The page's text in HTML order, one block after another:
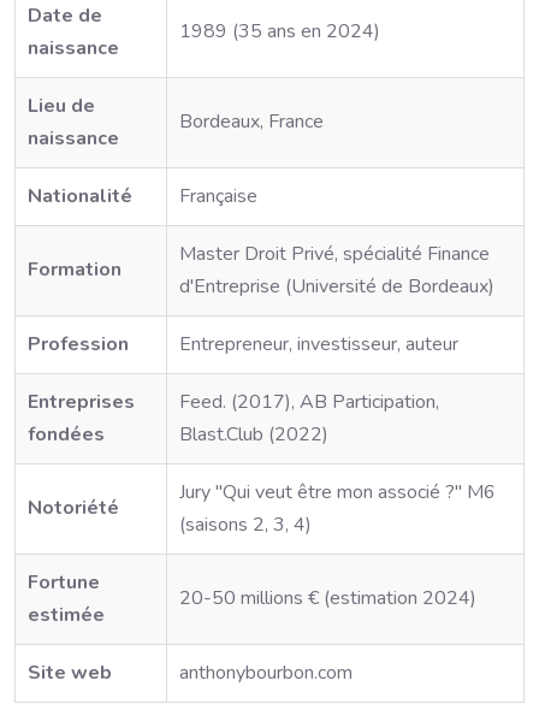
Date de
naissance
1989 (35 ans en 2024)
Lieu de
naissance
Bordeaux, France
Nationalité Française
Formation
Master Droit Privé, spécialité Finance
d'Entreprise (Université de Bordeaux)
Profession Entrepreneur, investisseur, auteur
Entreprises
fondées
Feed. (2017), AB Participation,
Blast.Club (2022)
Notoriété
Jury "Qui veut être mon associé ?" M6
(saisons 2, 3, 4)
Fortune
estimée
20-50 millions € (estimation 2024)
Site web anthonybourbon.com